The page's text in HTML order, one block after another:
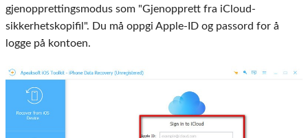
gjenopprettingsmodus som "Gjenopprett fra iCloud-
sikkerhetskopifil". Du må oppgi Apple-ID og passord for å
logge på kontoen.